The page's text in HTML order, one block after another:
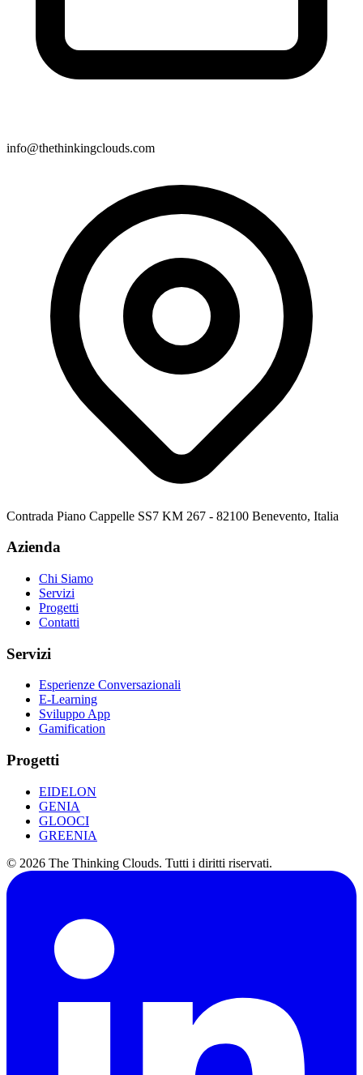
info@thethinkingclouds.com
Contrada Piano Cappelle SS7 KM 267 - 82100 Benevento, Italia
Azienda
Chi Siamo
Servizi
Progetti
Contatti
Servizi
Esperienze Conversazionali
E-Learning
Sviluppo App
Gamification
Progetti
EIDELON
GENIA
GLOOCI
GREENIA
© 2026 The Thinking Clouds. Tutti i diritti riservati.